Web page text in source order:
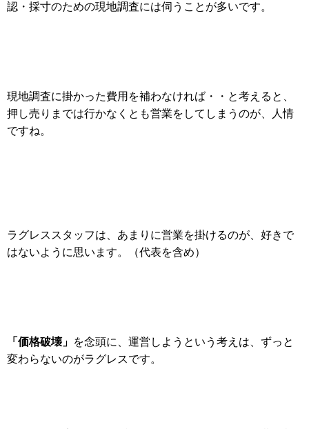
認・採寸のための現地調査には伺うことが多いです。
現地調査に掛かった費用を補わなければ・・と考えると、
押し売りまでは行かなくとも営業をしてしまうのが、人情
ですね。
ラグレススタッフは、あまりに営業を掛けるのが、好きで
はないように思います。（代表を含め）
「価格破壊」 を念頭に、運営しようという考えは、ずっと
変わらないのがラグレスです。